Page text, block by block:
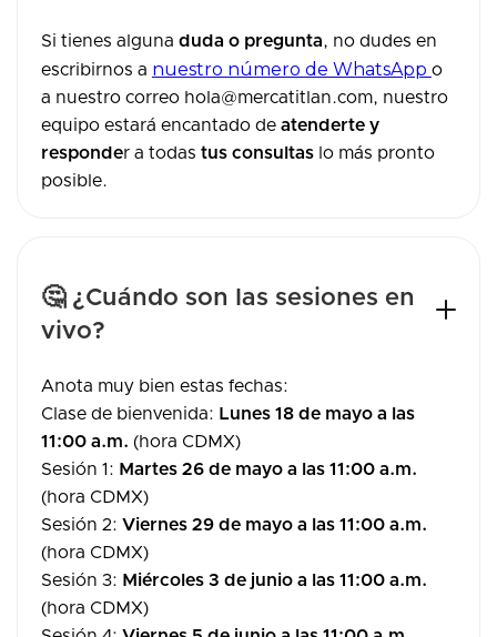
Si tienes alguna duda o pregunta, no dudes en
escribirnos a nuestro número de WhatsApp o
a nuestro correo hola@mercatitlan.com, nuestro
equipo estará encantado de atenderte y
responder a todas tus consultaslo más pronto
posible.
🤔 ¿Cuándo son las sesiones en
vivo?
Anota muy bien estas fechas:
Clase de bienvenida: Lunes 18 de mayo a las
11:00 a.m. (hora CDMX)
Sesión 1: Martes 26 de mayoa las 11:00 a.m.
(hora CDMX)
Sesión 2: Viernes 29 de mayoa las 11:00 a.m.
(hora CDMX)
Sesión 3: Miércoles 3 de junioa las 11:00 a.m.
(hora CDMX)